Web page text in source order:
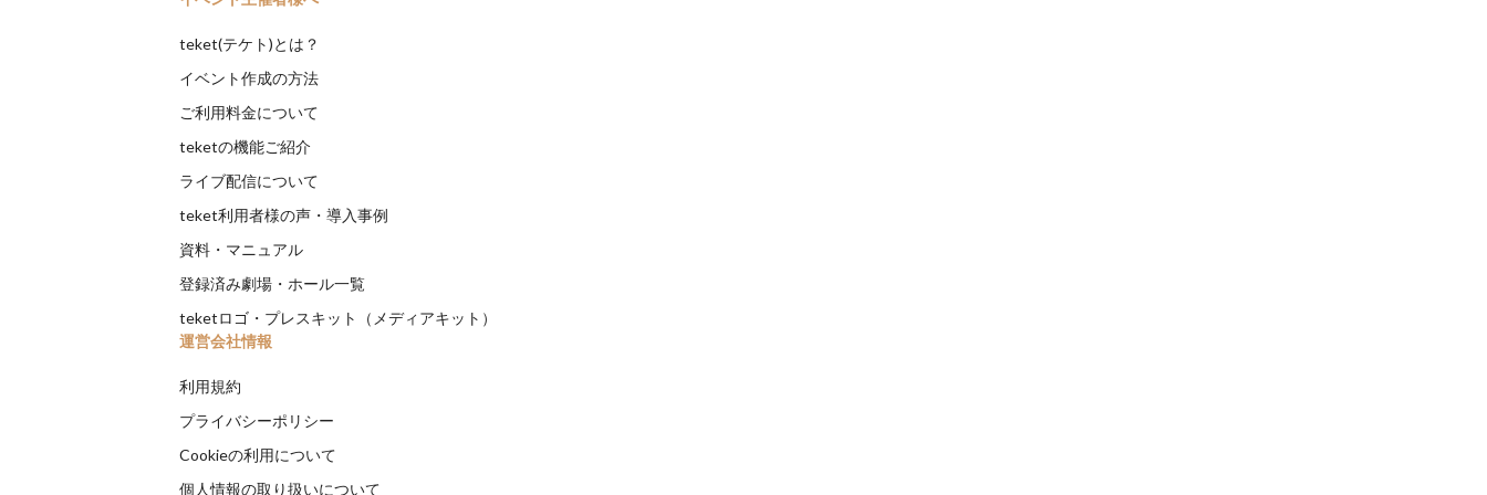
teket(テケト)とは？
イベント作成の方法
ご利用料金について
teketの機能ご紹介
ライブ配信について
teket利用者様の声・導入事例
資料・マニュアル
登録済み劇場・ホール一覧
teketロゴ・プレスキット（メディアキット）
運営会社情報
利用規約
プライバシーポリシー
Cookieの利用について
個人情報の取り扱いについて